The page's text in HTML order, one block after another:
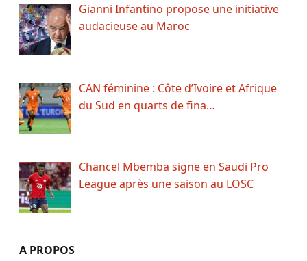
Gianni Infantino propose une initiative
audacieuse au Maroc
CAN féminine : Côte d’Ivoire et Afrique
du Sud en quarts de fina…
Chancel Mbemba signe en Saudi Pro
League après une saison au LOSC
A PROPOS